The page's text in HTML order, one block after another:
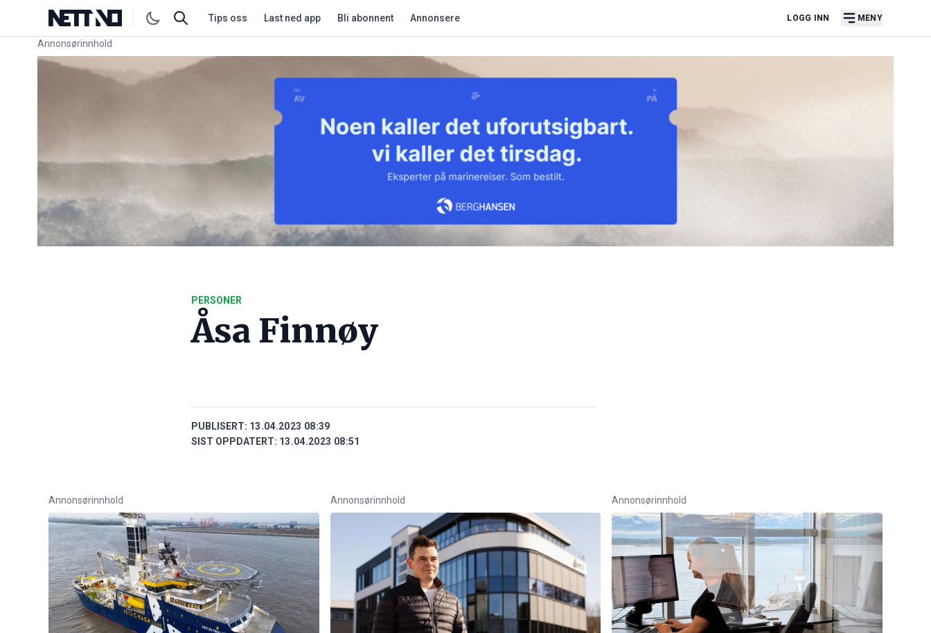
Tips oss Last ned app Bli abonnent Annonsere LOGG INN MENY
Annonsørinnhold
Link for annonse
PERSONER
Åsa Finnøy
PUBLISERT: 13.04.2023 08:39
SIST OPPDATERT: 13.04.2023 08:51
Annonsørinnhold Annonsørinnhold Annonsørinnhold